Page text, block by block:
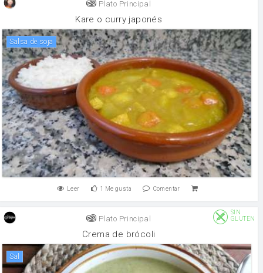
Plato Principal
Kare o curry japonés
salsa de soja
Leer 1 Me gusta Comentar
Plato Principal
SIN
GLUTEN
Crema de brócoli
sal